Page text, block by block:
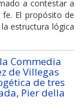
a contestar a
El propósito de
estructura lógica
Commedia
de Villegas
de tres
Pier della